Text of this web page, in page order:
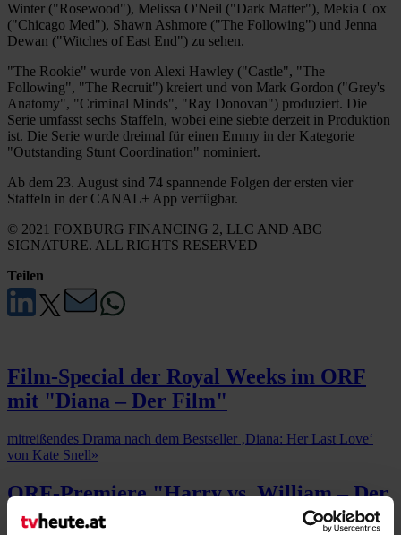
Winter ("Rosewood"), Melissa O'Neil ("Dark Matter"), Mekia Cox
("Chicago Med"), Shawn Ashmore ("The Following") und Jenna
Dewan ("Witches of East End") zu sehen.
"The Rookie" wurde von Alexi Hawley ("Castle", "The
Following", "The Recruit") kreiert und von Mark Gordon ("Grey's
Anatomy", "Criminal Minds", "Ray Donovan") produziert. Die
Serie umfasst sechs Staffeln, wobei eine siebte derzeit in Produktion
ist. Die Serie wurde dreimal für einen Emmy in der Kategorie
"Outstanding Stunt Coordination" nominiert.
Ab dem 23. August sind 74 spannende Folgen der ersten vier
Staffeln in der CANAL+ App verfügbar.
© 2021 FOXBURG FINANCING 2, LLC AND ABC
SIGNATURE. ALL RIGHTS RESERVED
Teilen
Film-Special der Royal Weeks im ORF
mit "Diana – Der Film"
mitreißendes Drama nach dem Bestseller ‚Diana: Her Last Love‘
von Kate Snell»
ORF-Premiere "Harry vs. William – Der
royale Bruderzwist"